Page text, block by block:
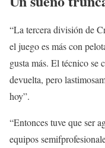
“La tercera división de
el juego es más con
gusta más. El técnico se
devuelta, pero
hoy”.
“Entonces tuve que ser
equipos